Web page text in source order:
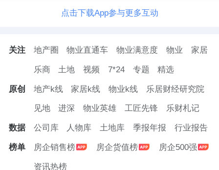
它需要品牌有足够的产品力去支撑设计的落地
——从测量到安装，任何一个环节掉链子，前
面所有的努力都会归零。
验积累，来自它参与起草行业标准的专业话语
权，来自它在全国范围内积累的千万级真实家
庭案例数据。这些不是一天建成的，但一旦建
成，就构成了品牌最深的护城河。
点击下载App参与更多互动
关注 地产圈 物业直通车 物业满意度 物业 家居
乐商 土地 视频 7*24 专题 精选
原创 地产k线 家居k线 物业k线 乐居财经研究院
见地 进深 物业英雄 工匠先锋 乐财札记
数据 公司库 人物库 土地库 季报年报 行业报告
榜单 房企销售榜 房企货值榜 房企500强
资讯热榜